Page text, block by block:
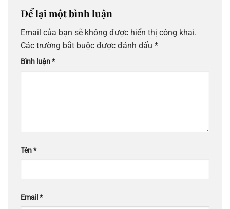
Để lại một bình luận
Email của bạn sẽ không được hiển thị công khai.
Các trường bắt buộc được đánh dấu *
Bình luận*
Tên*
Email*